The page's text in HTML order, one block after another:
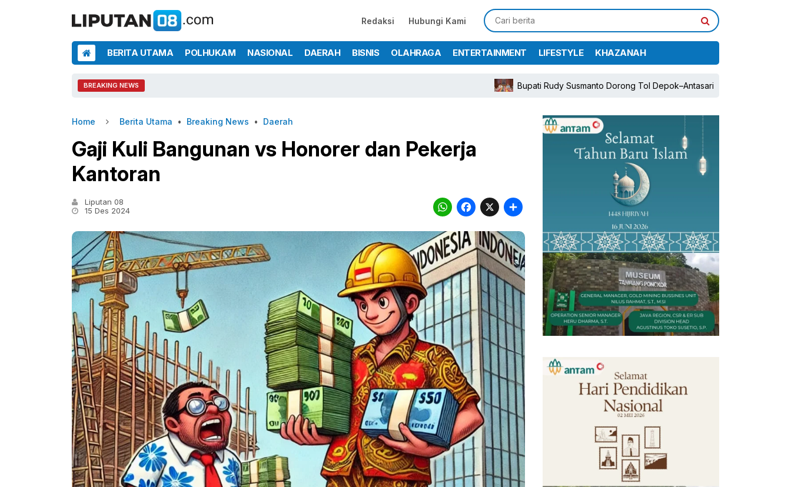
Redaksi Hubungi Kami
BERITA UTAMA POLHUKAM NASIONAL DAERAH BISNIS OLAHRAGA ENTERTAINMENT LIFESTYLE KHAZANAH
BREAKING NEWS Bupati Rudy Susmanto Dorong Tol Depok–Antasari dan Jalan Tambang Demi
Home Berita Utama • Breaking News • Daerah
Gaji Kuli Bangunan vs Honorer dan Pekerja
Kantoran
Liputan 08
15 Des 2024
WhatsApp
Facebook
X